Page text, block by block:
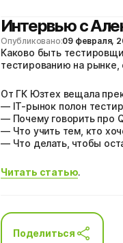
Интервью с
Опубликовано:09 февраля,
Каково быть
тестированию на
От ГК Юзтех вещала
— IT-рынок полон
— Почему говорить про
— Что учить тем, кто
— Что делать, чтобы
Читать статью.
Поделиться